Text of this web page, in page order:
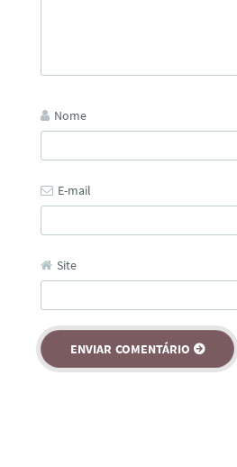
Nome
E-mail
Site